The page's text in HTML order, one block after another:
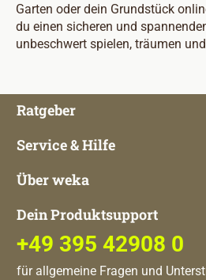
Garten oder dein Grundstück
du einen sicheren und
unbeschwert spielen, träumen
Ratgeber
Service & Hilfe
Über weka
Dein Produktsupport
+49 395 42908 0
für allgemeine Fragen und